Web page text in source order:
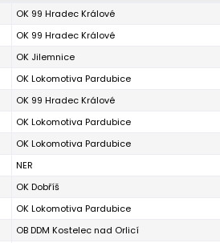
OK 99 Hradec Králové
OK 99 Hradec Králové
OK Jilemnice
OK Lokomotiva Pardubice
OK 99 Hradec Králové
OK Lokomotiva Pardubice
OK Lokomotiva Pardubice
NER
OK Dobříš
OK Lokomotiva Pardubice
OB DDM Kostelec nad Orlicí